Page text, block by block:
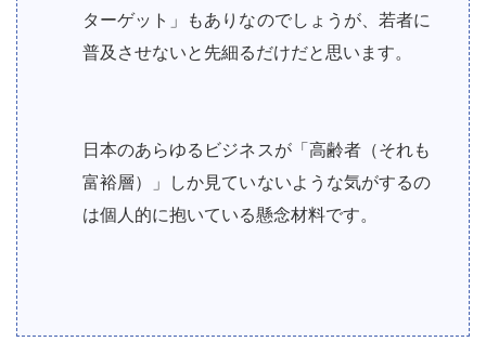
ターゲット」もありなのでしょうが、若者に
普及させないと先細るだけだと思います。
日本のあらゆるビジネスが「高齢者（それも
富裕層）」しか見ていないような気がするの
は個人的に抱いている懸念材料です。